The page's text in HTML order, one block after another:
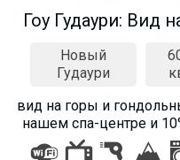
Гоу Гудаури: Вид
Новый
Гудаури
вид на горы и
нашем спа-центре и